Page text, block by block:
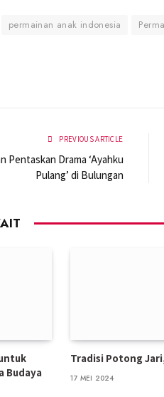
permainan anak indonesia
PREVIOUS ARTICLE
Pentaskan Drama ‘Ayahku
Pulang’ di Bulungan
Budaya
Tradisi Potong
17 MEI 2024